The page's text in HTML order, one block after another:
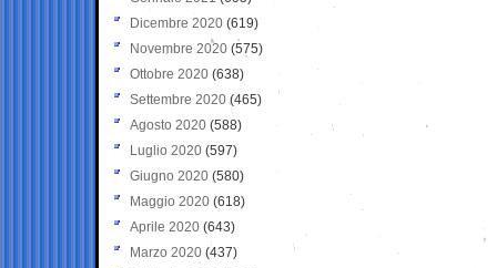
Dicembre 2020 (619)
Novembre 2020 (575)
Ottobre 2020 (638)
Settembre 2020(465)
Agosto 2020 (588)
Luglio 2020 (597)
Giugno 2020 (580)
Maggio 2020 (618)
Aprile 2020 (643)
Marzo 2020 (437)